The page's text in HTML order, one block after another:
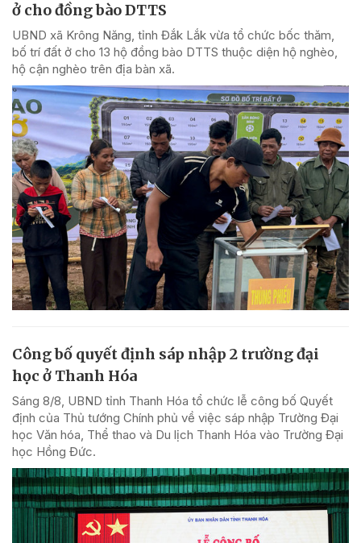
ở cho đồng bào DTTS
UBND xã Krông Năng, tỉnh Đắk Lắk vừa tổ chức bốc thăm,
bố trí đất ở cho 13 hộ đồng bào DTTS thuộc diện hộ nghèo,
hộ cận nghèo trên địa bàn xã.
Công bố quyết định sáp nhập 2 trường đại
học ở Thanh Hóa
Sáng 8/8, UBND tỉnh Thanh Hóa tổ chức lễ công bố Quyết
định của Thủ tướng Chính phủ về việc sáp nhập Trường Đại
học Văn hóa, Thể thao và Du lịch Thanh Hóa vào Trường Đại
học Hồng Đức.